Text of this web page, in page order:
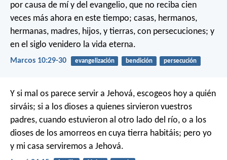
por causa de mí y del evangelio, que no reciba cien
veces más ahora en este tiempo; casas, hermanos,
hermanas, madres, hijos, y tierras, con persecuciones; y
en el siglo venidero la vida eterna.
Marcos 10:29-30 evangelización bendición persecución
Y si mal os parece servir a Jehová, escogeos hoy a quién
sirváis; si a los dioses a quienes sirvieron vuestros
padres, cuando estuvieron al otro lado del río, o a los
dioses de los amorreos en cuya tierra habitáis; pero yo
y mi casa serviremos a Jehová.